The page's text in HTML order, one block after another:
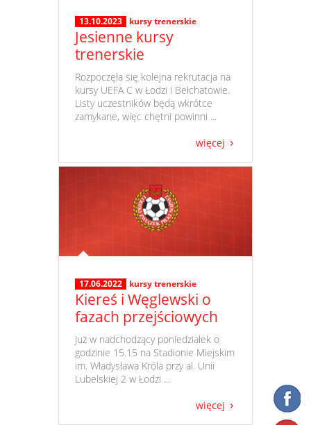
13.10.2023 kursy trenerskie
Jesienne kursy
trenerskie
​ Rozpoczęła się kolejna rekrutacja na
kursy UEFA C w Łodzi i Bełchatowie.
Listy uczestników będą wkrótce
zamykane, więc chętni powinni ...
więcej
17.06.2022 kursy trenerskie
Kiereś i Węglewski o
fazach przejściowych
​ Już w nadchodzący poniedziałek o
godzinie 15.15 na Stadionie Miejskim
im. Władysława Króla przy al. Unii
Lubelskiej 2 w Łodzi ...
więcej